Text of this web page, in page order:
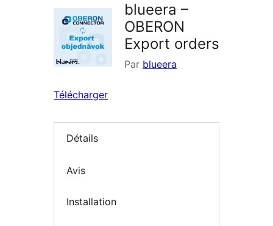
blueera –
OBERON
Export orders
Par blueera
Télécharger
Détails
Avis
Installation